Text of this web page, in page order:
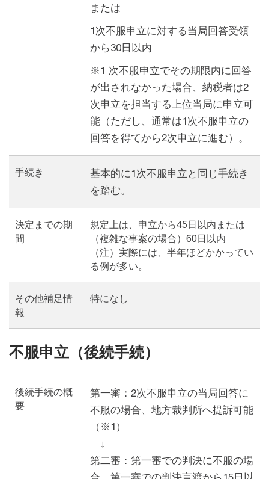
または
1次不服申立に対する当局回答受領
から30日以内
※1 次不服申立でその期限内に回答
が出されなかった場合、納税者は2
次申立を担当する上位当局に申立可
能（ただし、通常は1次不服申立の
回答を得てから2次申立に進む）。
手続き
基本的に1次不服申立と同じ手続き
を踏む。
決定までの期
間
規定上は、申立から45日以内または
（複雑な事案の場合）60日以内
（注）実際には、半年ほどかかってい
る例が多い。
その他補足情
報
特になし
不服申立（後続手続）
後続手続の概
要
第一審：2次不服申立の当局回答に
不服の場合、地方裁判所へ提訴可能
（※1）
↓
第二審：第一審での判決に不服の場